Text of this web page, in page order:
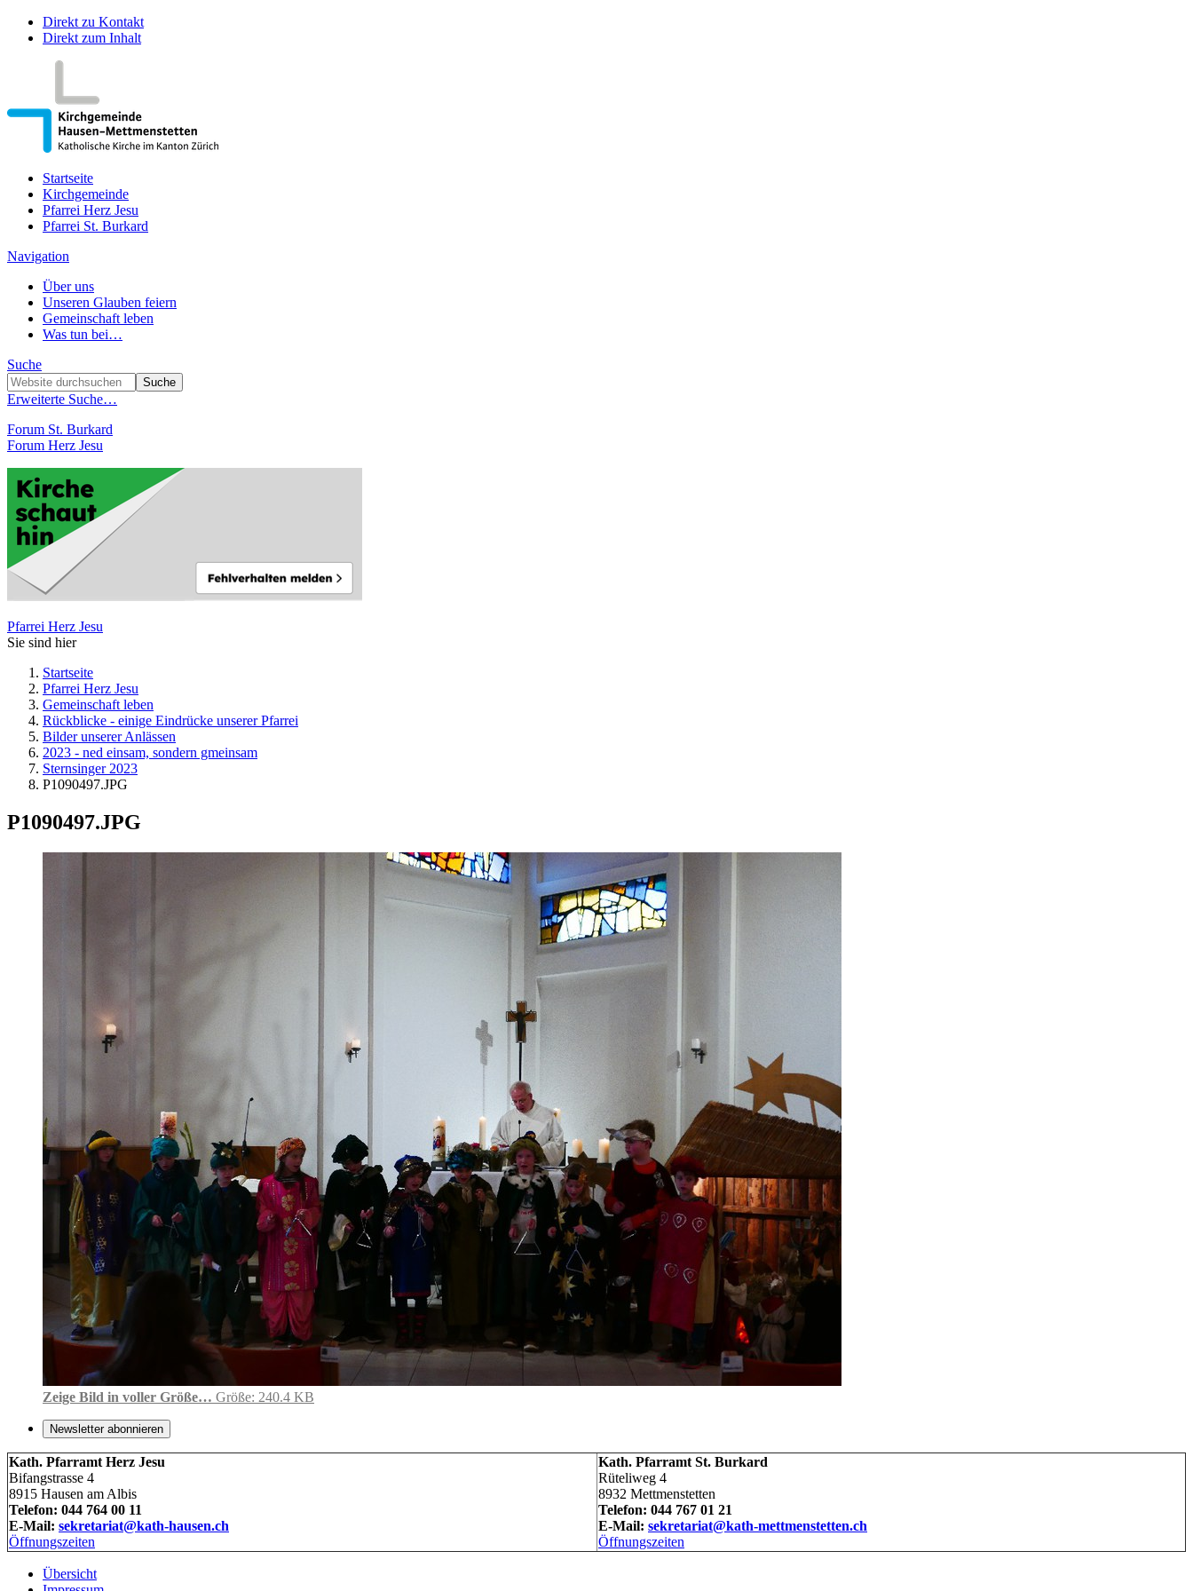
Direkt zu Kontakt
Direkt zum Inhalt
Startseite
Kirchgemeinde
Pfarrei Herz Jesu
Pfarrei St. Burkard
Navigation
Über uns
Unseren Glauben feiern
Gemeinschaft leben
Was tun bei…
Suche
Erweiterte Suche…
Forum St. Burkard
Forum Herz Jesu
Pfarrei Herz Jesu
Sie sind hier
Startseite
Pfarrei Herz Jesu
Gemeinschaft leben
Rückblicke - einige Eindrücke unserer Pfarrei
Bilder unserer Anlässen
2023 - ned einsam, sondern gmeinsam
Sternsinger 2023
P1090497.JPG
P1090497.JPG
Zeige Bild in voller Größe… Größe: 240.4 KB
Newsletter abonnieren
Kath. Pfarramt Herz Jesu
Bifangstrasse 4
8915 Hausen am Albis
Telefon: 044 764 00 11
E-Mail: sekretariat@kath-hausen.ch
Öffnungszeiten
Kath. Pfarramt St. Burkard
Rüteliweg 4
8932 Mettmenstetten
Telefon: 044 767 01 21
E-Mail: sekretariat@kath-mettmenstetten.ch
Öffnungszeiten
Übersicht